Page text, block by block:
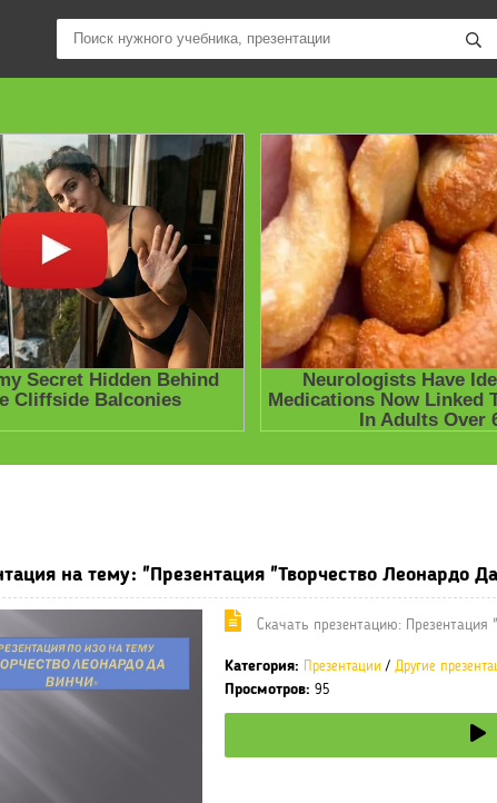
учебники / Презентации по предметам
на тему: "Презентация "Творчество Леонардо
Cкачать презентацию:
Категория: Презентации / Другие
Просмотров: 95